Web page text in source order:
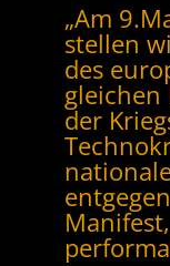
„Am
stellen
des
gleichen
der